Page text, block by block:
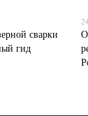
сварки
гид